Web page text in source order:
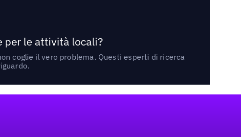
per le attività locali?
coglie il vero problema. Questi esperti di ricerca